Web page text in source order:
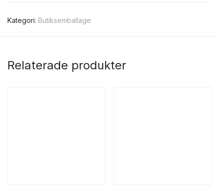
Kategori: Butiksemballage
Relaterade produkter